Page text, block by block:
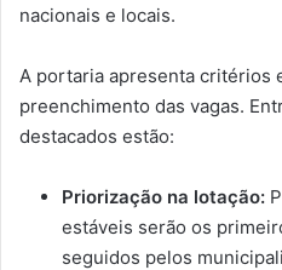
nacionais e locais.
A portaria apresenta critérios
preenchimento das vagas.
destacados estão:
Priorização na lotação:
estáveis serão os
seguidos pelos